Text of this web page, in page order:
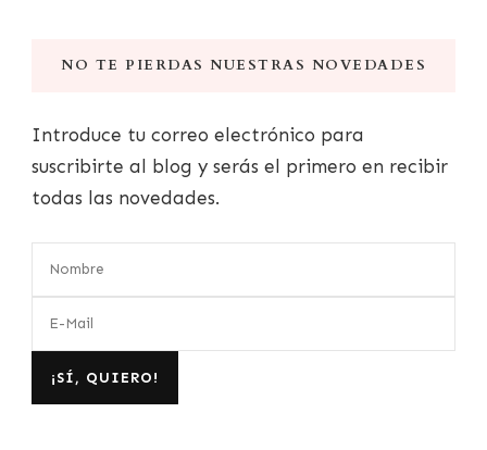
NO TE PIERDAS NUESTRAS NOVEDADES
Introduce tu correo electrónico para
suscribirte al blog y serás el primero en recibir
todas las novedades.